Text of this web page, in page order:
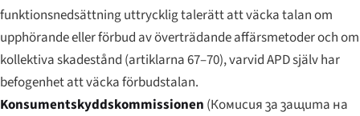
funktionsnedsättning uttrycklig talerätt att väcka talan om
upphörande eller förbud av överträdande affärsmetoder och om
kollektiva skadestånd (artiklarna 67–70), varvid APD själv har
befogenhet att väcka förbudstalan.
Konsumentskyddskommissionen (Комисия за защита на